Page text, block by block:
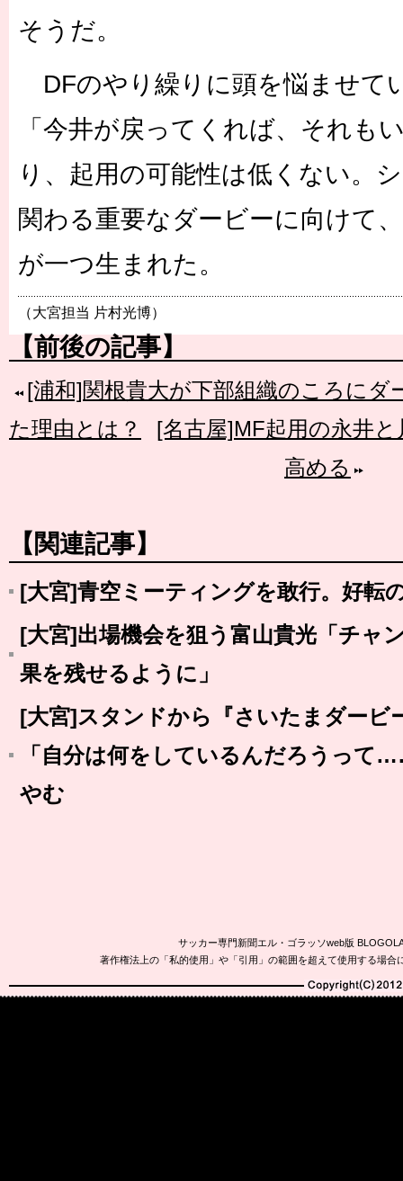
そうだ。
DFのやり繰りに頭を悩ませて
「今井が戻ってくれば、それも
り、起用の可能性は低くない。
関わる重要なダービーに向けて
が一つ生まれた。
（大宮担当 片村光博）
【前後の記事】
[浦和]関根貴大が下部組織のころにダ
た理由とは？
[名古屋]MF起用の永井
高める
【関連記事】
[大宮]青空ミーティングを敢行。好転
[大宮]出場機会を狙う富山貴光「チャ
果を残せるように」
[大宮]スタンドから『さいたまダービ
「自分は何をしているんだろうって
やむ
サッカー専門新聞エル・ゴラッソweb版
著作権法上の「私的使用」や「引用」の範囲を超えて使用する場
Copyright(C)2010-